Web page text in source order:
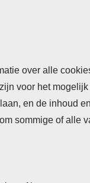
over alle
voor het
en de inhoud
sommige of alle